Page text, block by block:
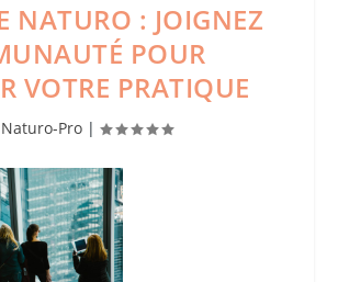
NATURO : JOIGNEZ
POUR
VOTRE PRATIQUE
Naturo-Pro|